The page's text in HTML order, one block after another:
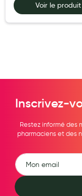
Voir le produit
Inscrivez-
Restez informé des
pharmaciens et des